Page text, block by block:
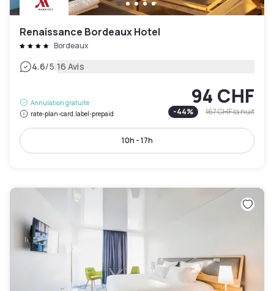
Renaissance Bordeaux Hotel
Bordeaux
4.6/5|16 Avis
Annulation gratuite
rate-plan-card.label-prepaid
94 CHF
-44% 167 CHFla nuit
10h - 17h